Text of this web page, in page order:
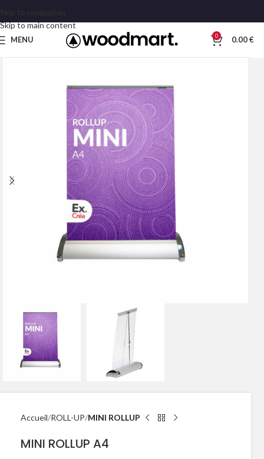
Skip to main content
MENU 0 0.00€
Accueil ROLL-UP MINI ROLLUP
MINI ROLLUP A4